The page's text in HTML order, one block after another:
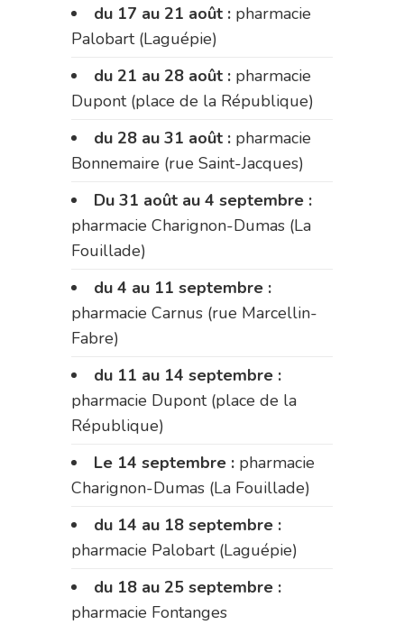
du 17 au 21 août : pharmacie
Palobart (Laguépie)
du 21 au 28 août : pharmacie
Dupont (place de la République)
du 28 au 31 août : pharmacie
Bonnemaire (rue Saint-Jacques)
Du 31 août au 4 septembre :
pharmacie Charignon-Dumas (La
Fouillade)
du 4 au 11 septembre :
pharmacie Carnus (rue Marcellin-
Fabre)
du 11 au 14 septembre :
pharmacie Dupont (place de la
République)
Le 14 septembre : pharmacie
Charignon-Dumas (La Fouillade)
du 14 au 18 septembre :
pharmacie Palobart (Laguépie)
du 18 au 25 septembre :
pharmacie Fontanges